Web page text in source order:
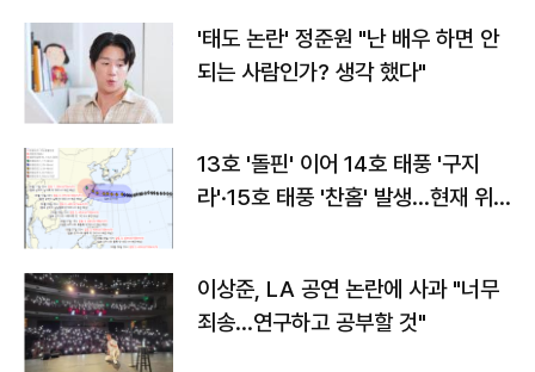
'태도 논란' 정준원 "난 배우 하면 안
되는 사람인가? 생각 했다"
13호 '돌핀' 이어 14호 태풍 '구지
라'·15호 태풍 '찬홈' 발생…현재 위
이상준, LA 공연 논란에 사과 "너무
죄송…연구하고 공부할 것"